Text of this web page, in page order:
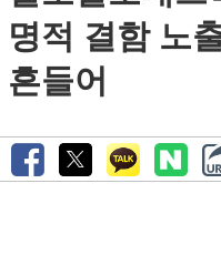
명적 결함 노
흔들어